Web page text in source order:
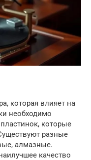
которая влияет на
необходимо
которые
разные
алмазные.
качество